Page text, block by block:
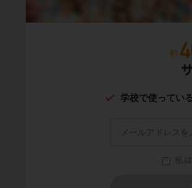
学校で使ってい